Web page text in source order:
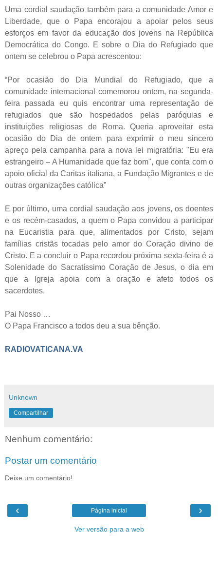
Uma cordial saudação também para a comunidade Amor e
Liberdade, que o Papa encorajou a apoiar pelos seus
esforços em favor da educação dos jovens na República
Democrática do Congo. E sobre o Dia do Refugiado que
ontem se celebrou o Papa acrescentou:
“Por ocasião do Dia Mundial do Refugiado, que a
comunidade internacional comemorou ontem, na segunda-
feira passada eu quis encontrar uma representação de
refugiados que são hospedados pelas paróquias e
instituições religiosas de Roma. Queria aproveitar esta
ocasião do Dia de ontem para exprimir o meu sincero
apreço pela campanha para a nova lei migratória: "Eu era
estrangeiro – A Humanidade que faz bom", que conta com o
apoio oficial da Caritas italiana, a Fundação Migrantes e de
outras organizações católica”
E por último, uma cordial saudação aos jovens, os doentes
e os recém-casados, a quem o Papa convidou a participar
na Eucaristia para que, alimentados por Cristo, sejam
famílias cristãs tocadas pelo amor do Coração divino de
Cristo. E a concluir o Papa recordou próxima sexta-feira é a
Solenidade do Sacratíssimo Coração de Jesus, o dia em
que a Igreja apoia com a oração e afeto todos os
sacerdotes.
Pai Nosso …
O Papa Francisco a todos deu a sua bênção.
RADIOVATICANA.VA
Unknown
Compartilhar
Nenhum comentário:
Postar um comentário
Deixe um comentário!
‹ ›
Página inicial
Ver versão para a web